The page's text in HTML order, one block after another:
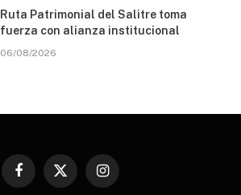
Ruta Patrimonial del Salitre toma
fuerza con alianza institucional
06/08/2026
Facebook
X
Instagram